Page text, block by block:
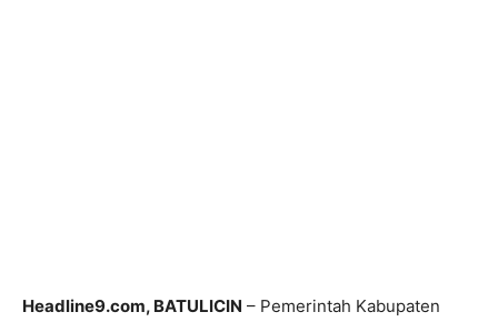
Headline9.com, BATULICIN – Pemerintah Kabupaten